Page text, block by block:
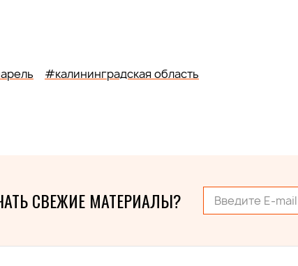
#калининградская область
СВЕЖИЕ МАТЕРИАЛЫ?